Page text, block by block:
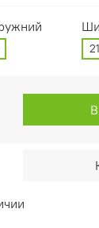
21